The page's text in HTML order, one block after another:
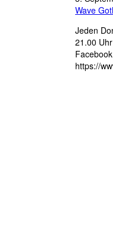
Wave
Jeden
21.00
https://